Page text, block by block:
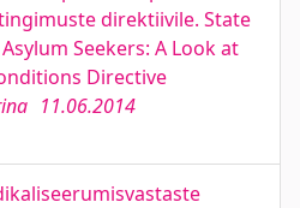
direktiivile. State
Seekers: A Look at
Directive
11.06.2014